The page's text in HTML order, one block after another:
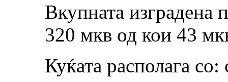
Вкупната изградена
320 мкв од кои 43
Куќата располага со: